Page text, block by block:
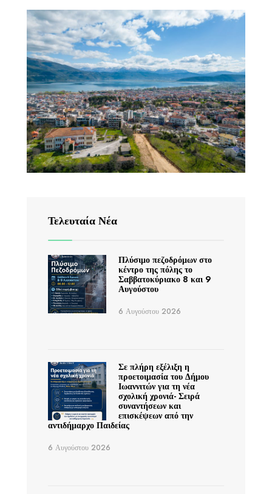
Τελευταία Νέα
Πλύσιμο πεζοδρόμων στο
κέντρο της πόλης το
Σαββατοκύριακο 8 και 9
Αυγούστου
6 Αυγούστου 2026
Σε πλήρη εξέλιξη η
προετοιμασία του Δήμου
Ιωαννιτών για τη νέα
σχολική χρονιά- Σειρά
συναντήσεων και
επισκέψεων από την
αντιδήμαρχο Παιδείας
6 Αυγούστου 2026